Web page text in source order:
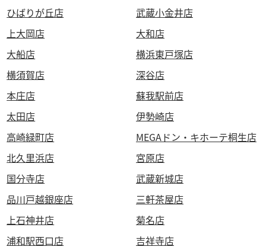
ひばりが丘店
武蔵小金井店
上大岡店
大和店
大船店
横浜東戸塚店
横須賀店
深谷店
本庄店
蘇我駅前店
太田店
伊勢崎店
高崎緑町店
MEGAドン・キホーテ桐生店
北久里浜店
宮原店
国分寺店
武蔵新城店
品川戸越銀座店
三軒茶屋店
上石神井店
菊名店
浦和駅西口店
吉祥寺店